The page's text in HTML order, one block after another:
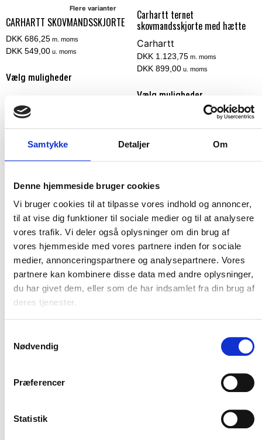
Samtykke Detaljer Om
Denne hjemmeside bruger cookies
Vi bruger cookies til at tilpasse vores indhold og annoncer,
til at vise dig funktioner til sociale medier og til at analysere
vores trafik. Vi deler også oplysninger om din brug af
vores hjemmeside med vores partnere inden for sociale
medier, annonceringspartnere og analysepartnere. Vores
partnere kan kombinere disse data med andre oplysninger,
du har givet dem, eller som de har indsamlet fra din brug af
deres tjenester.
Nødvendig
Præferencer
Statistik
Flere varianter
CARHARTT SKOVMANDSSKJORTE
DKK 686,25 m. moms
DKK 549,00 u. moms
Vælg muligheder
Carhartt ternet
skovmandsskjorte med hætte
Carhartt
DKK 1.123,75 m. moms
DKK 899,00 u. moms
Vælg muligheder
Flere varianter
Carhartt chambray kortærmet
skjorte
Carhartt
Vælg muligheder
Flere varianter
Carhartt chambray langærmet
skjorte